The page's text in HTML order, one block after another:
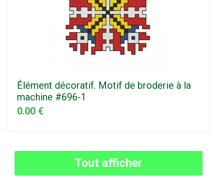
Élément décoratif. Motif de broderie à la
machine #696-1
0.00 €
Tout afficher